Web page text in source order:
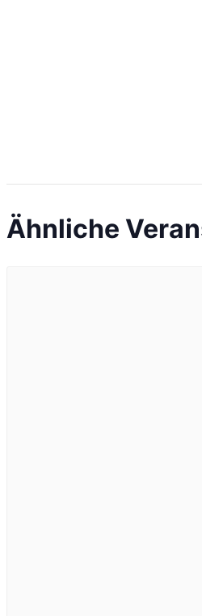
Ähnliche